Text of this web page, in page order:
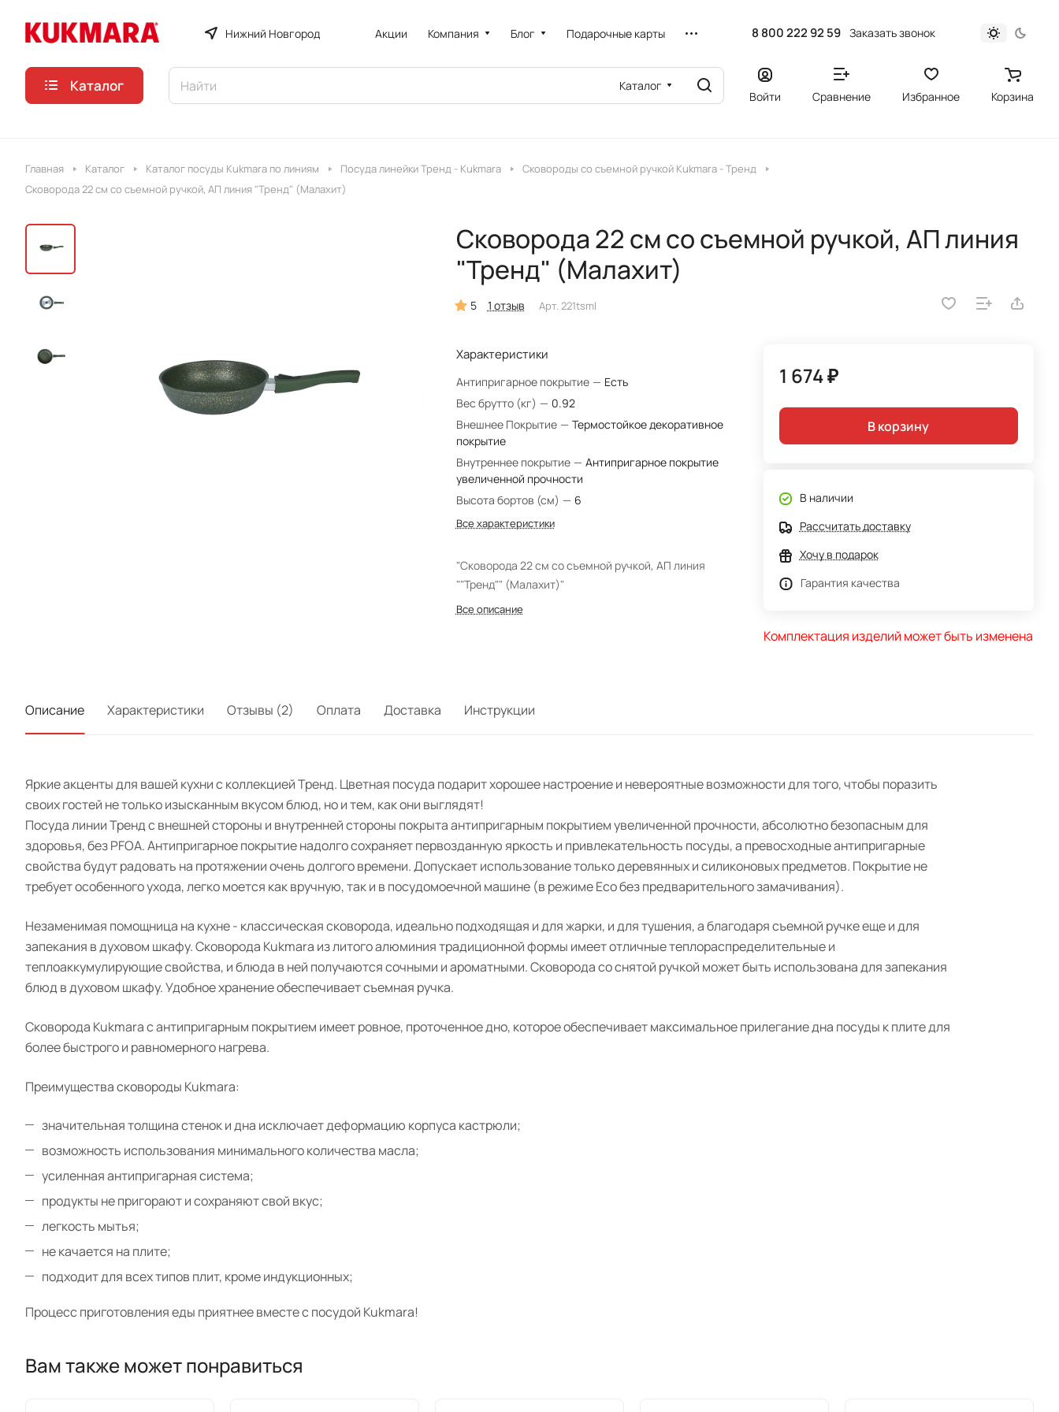
Нижний Новгород Акции Компания Блог Подарочные карты 8 800 222 92 59 Заказать звонок
Каталог Каталог
Войти Сравнение Избранное Корзина
Главная Каталог Каталог посуды Kukmara по линиям Посуда линейки Тренд - Kukmara
Сковороды со съемной ручкой Kukmara - Тренд
Сковорода 22 см со съемной ручкой, АП линия "Тренд" (Малахит)
Сковорода 22 см со съемной ручкой, АП линия
"Тренд" (Малахит)
5 1 отзыв Арт. 221tsml
Характеристики
Антипригарное покрытие — Есть
Вес брутто (кг) — 0.92
Внешнее Покрытие — Термостойкое декоративное
покрытие
Внутреннее покрытие — Антипригарное покрытие
увеличенной прочности
Высота бортов (см) — 6
Все характеристики
"Сковорода 22 см со съемной ручкой, АП линия
""Тренд"" (Малахит)"
Все описание
1 674 ₽
В корзину
В наличии
Рассчитать доставку
Хочу в подарок
Гарантия качества
Комплектация изделий может быть изменена
Описание Характеристики Отзывы (2) Оплата Доставка Инструкции
Яркие акценты для вашей кухни с коллекцией Тренд. Цветная посуда подарит хорошее настроение и невероятные возможности для того, чтобы поразить
своих гостей не только изысканным вкусом блюд, но и тем, как они выглядят!
Посуда линии Тренд с внешней стороны и внутренней стороны покрыта антипригарным покрытием увеличенной прочности, абсолютно безопасным для
здоровья, без PFOA. Антипригарное покрытие надолго сохраняет первозданную яркость и привлекательность посуды, а превосходные антипригарные
свойства будут радовать на протяжении очень долгого времени. Допускает использование только деревянных и силиконовых предметов. Покрытие не
требует особенного ухода, легко моется как вручную, так и в посудомоечной машине (в режиме Eco без предварительного замачивания).
Незаменимая помощница на кухне - классическая сковорода, идеально подходящая и для жарки, и для тушения, а благодаря съемной ручке еще и для
запекания в духовом шкафу. Сковорода Kukmara из литого алюминия традиционной формы имеет отличные теплораспределительные и
теплоаккумулирующие свойства, и блюда в ней получаются сочными и ароматными. Сковорода со снятой ручкой может быть использована для запекания
блюд в духовом шкафу. Удобное хранение обеспечивает съемная ручка.
Сковорода Kukmara с антипригарным покрытием имеет ровное, проточенное дно, которое обеспечивает максимальное прилегание дна посуды к плите для
более быстрого и равномерного нагрева.
Преимущества сковороды Kukmara:
значительная толщина стенок и дна исключает деформацию корпуса кастрюли;
возможность использования минимального количества масла;
усиленная антипригарная система;
продукты не пригорают и сохраняют свой вкус;
легкость мытья;
не качается на плите;
подходит для всех типов плит, кроме индукционных;
Процесс приготовления еды приятнее вместе с посудой Kukmara!
Вам также может понравиться